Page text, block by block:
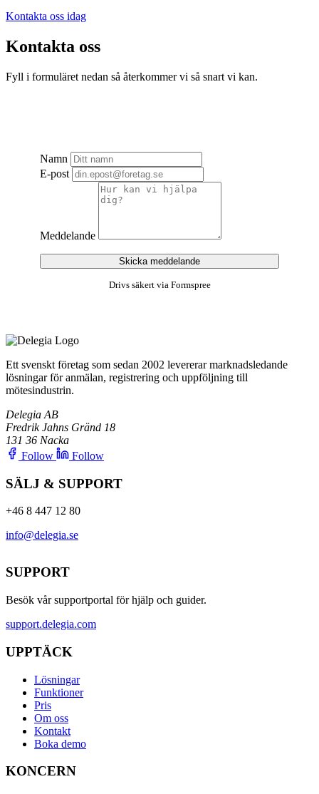
Kontakta oss idag
Kontakta oss
Fyll i formuläret nedan så återkommer vi så snart vi kan.
Namn
E-post
Meddelande
Skicka meddelande
Drivs säkert via Formspree
Ett svenskt företag som sedan 2002 levererar marknadsledande
lösningar för anmälan, registrering och uppföljning till
mötesindustrin.
Delegia AB
Fredrik Jahns Gränd 18
131 36 Nacka
Follow
Follow
SÄLJ & SUPPORT
+46 8 447 12 80
info@delegia.se
SUPPORT
Besök vår supportportal för hjälp och guider.
support.delegia.com
UPPTÄCK
Lösningar
Funktioner
Pris
Om oss
Kontakt
Boka demo
KONCERN